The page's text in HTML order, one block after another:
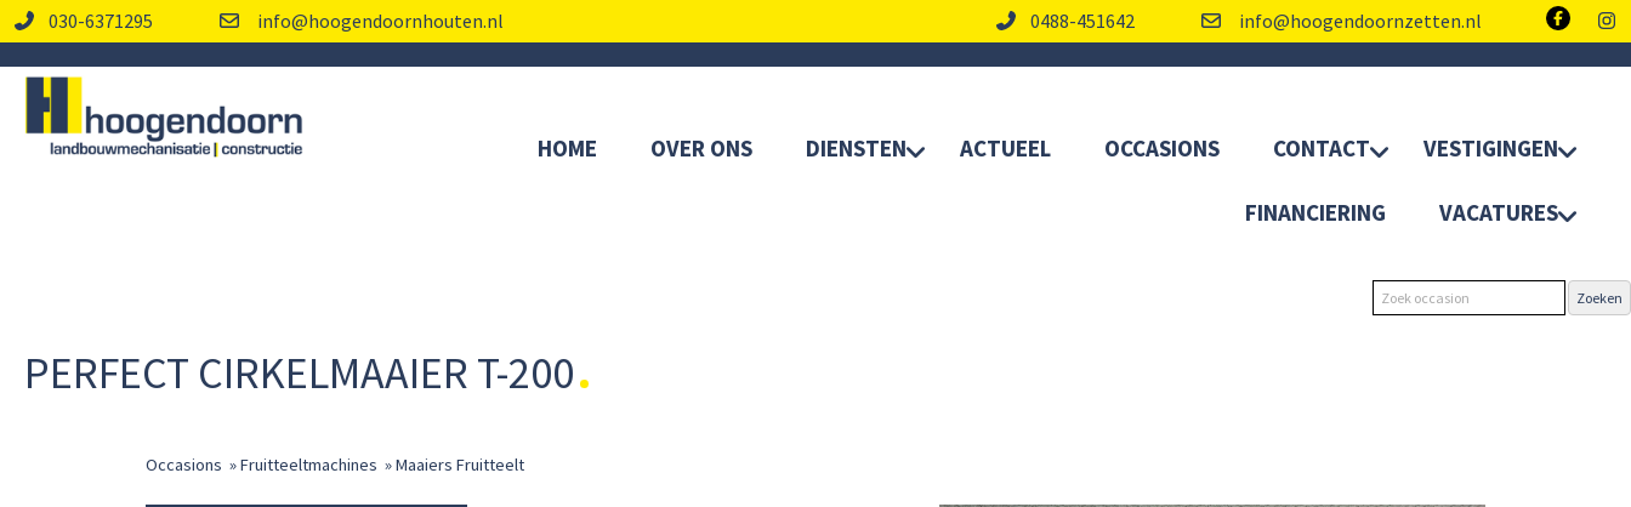
030-6371295 info@hoogendoornhouten.nl 0488-451642 info@hoogendoornzetten.nl
HOME OVER ONS DIENSTEN ACTUEEL OCCASIONS CONTACT VESTIGINGEN
FINANCIERING VACATURES
PERFECT CIRKELMAAIER T-200
Occasions »Fruitteeltmachines »Maaiers Fruitteelt